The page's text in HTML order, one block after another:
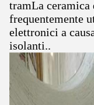
tramLa
frequentemente
elettronici a
isolanti..